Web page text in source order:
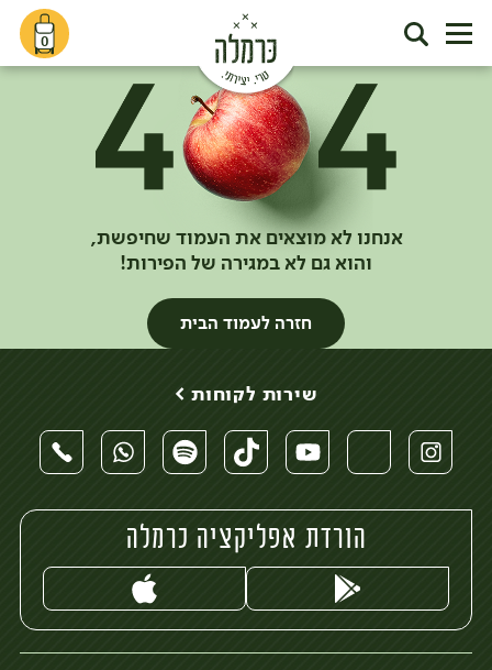
0
אנחנו לא מוצאים את העמוד שחיפשת,
והוא גם לא במגירה של הפירות!
חזרה לעמוד הבית
שירות לקוחות >
הורדת אפליקציה כרמלה